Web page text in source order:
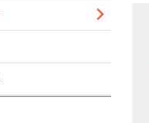
영월 '폭염중대경보' 발효..주말,
도로교통공단, 폭염에 운전면허
강릉시, '상생동행 100일 릴레
삼척시, 무건리 이끼폭포 생태탐